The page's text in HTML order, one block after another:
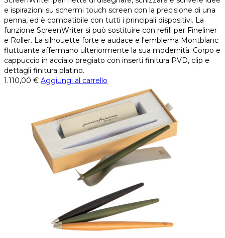
e ispirazioni su schermi touch screen con la precisione di una
penna, ed è compatibile con tutti i principali dispositivi. La
funzione ScreenWriter si può sostituire con refill per Fineliner
e Roller. La silhouette forte e audace e l'emblema Montblanc
fluttuante affermano ulteriormente la sua modernità. Corpo e
cappuccio in acciaio pregiato con inserti finitura PVD, clip e
dettagli finitura platino.
1.110,00 € Aggiungi al carrello